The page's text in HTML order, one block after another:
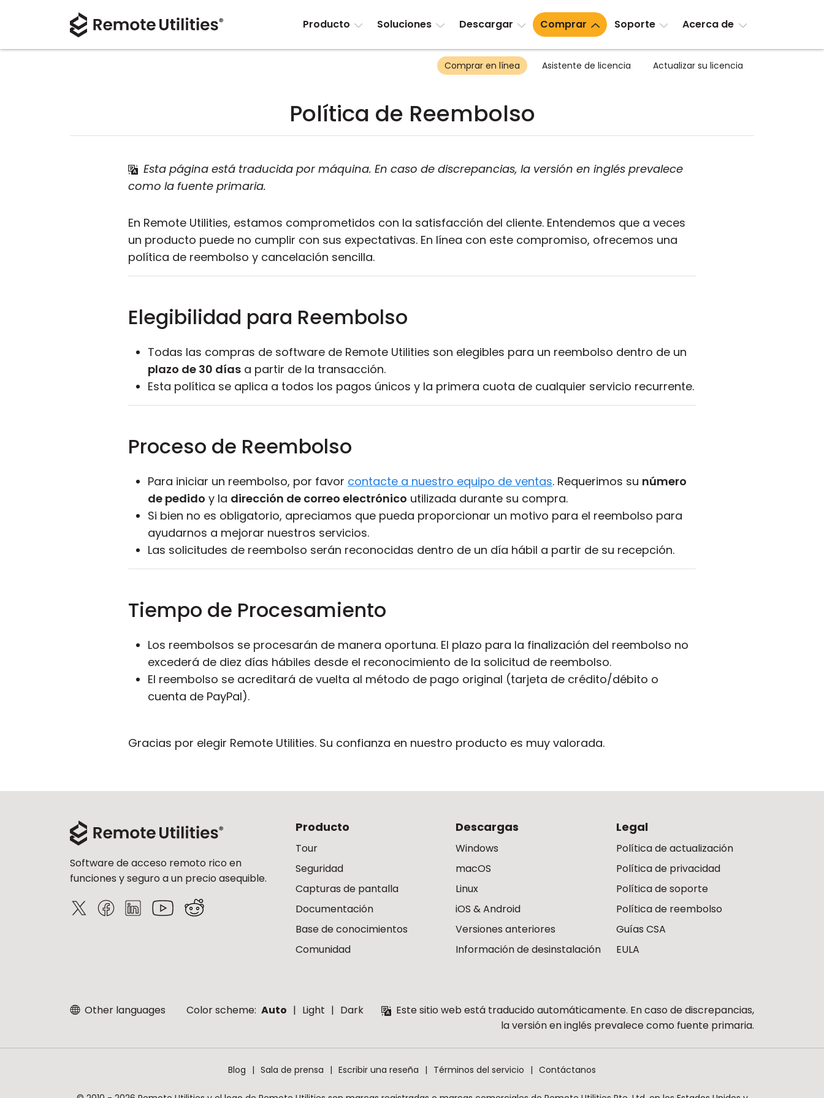
Producto Soluciones Descargar Comprar Soporte Acerca de
Comprar en línea Asistente de licencia Actualizar su licencia
Política de Reembolso
Esta página está traducida por máquina. En caso de discrepancias, la versión en inglés prevalece
como la fuente primaria.
En Remote Utilities, estamos comprometidos con la satisfacción del cliente. Entendemos que a veces
un producto puede no cumplir con sus expectativas. En línea con este compromiso, ofrecemos una
política de reembolso y cancelación sencilla.
Elegibilidad para Reembolso
Todas las compras de software de Remote Utilities son elegibles para un reembolso dentro de un
plazo de 30 días a partir de la transacción.
Esta política se aplica a todos los pagos únicos y la primera cuota de cualquier servicio recurrente.
Proceso de Reembolso
Para iniciar un reembolso, por favor contacte a nuestro equipo de ventas. Requerimos su número
de pedido y la dirección de correo electrónico utilizada durante su compra.
Si bien no es obligatorio, apreciamos que pueda proporcionar un motivo para el reembolso para
ayudarnos a mejorar nuestros servicios.
Las solicitudes de reembolso serán reconocidas dentro de un día hábil a partir de su recepción.
Tiempo de Procesamiento
Los reembolsos se procesarán de manera oportuna. El plazo para la finalización del reembolso no
excederá de diez días hábiles desde el reconocimiento de la solicitud de reembolso.
El reembolso se acreditará de vuelta al método de pago original (tarjeta de crédito/débito o
cuenta de PayPal).
Gracias por elegir Remote Utilities. Su confianza en nuestro producto es muy valorada.
Software de acceso remoto rico en
funciones y seguro a un precio asequible.
Producto
Tour
Seguridad
Capturas de pantalla
Documentación
Base de conocimientos
Comunidad
Descargas
Windows
macOS
Linux
iOS & Android
Versiones anteriores
Información de desinstalación
Legal
Política de actualización
Política de privacidad
Política de soporte
Política de reembolso
Guías CSA
EULA
Other languages Color scheme: Auto Light Dark
Este sitio web está traducido automáticamente. En caso de discrepancias,
la versión en inglés prevalece como fuente primaria.
Blog Sala de prensa Escribir una reseña Términos del servicio Contáctanos